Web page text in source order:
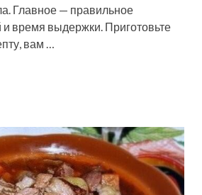
Главное — правильное
и время выдержки. Приготовьте
вам …